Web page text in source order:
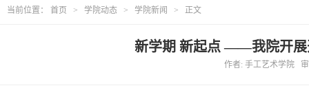
当前位置： 首页 > 学院动态 > 学院新闻 > 正文
新学期 新起点 ——我院开展
作者: 手工艺术学院